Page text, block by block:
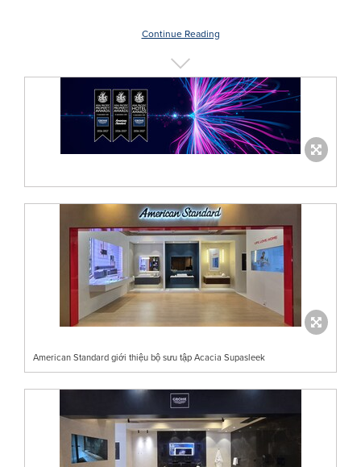
Continue Reading
American Standard giới thiệu bộ sưu tập Acacia Supasleek